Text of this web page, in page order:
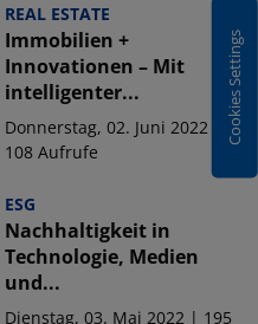
REAL ESTATE
Immobilien +
Innovationen – Mit
intelligenter...
Donnerstag, 02. Juni 2022 |
108 Aufrufe
ESG
Nachhaltigkeit in
Technologie, Medien
und...
Dienstag, 03. Mai 2022 | 195
Cookies Settings